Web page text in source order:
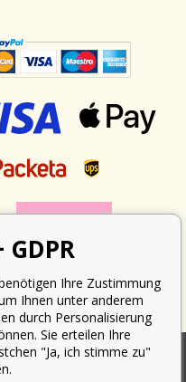
Ihre Zustimmung
Ihnen unter anderem
durch Personalisierung
Sie erteilen Ihre
"Ja, ich stimme zu"